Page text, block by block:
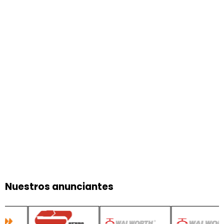
Nuestros anunciantes